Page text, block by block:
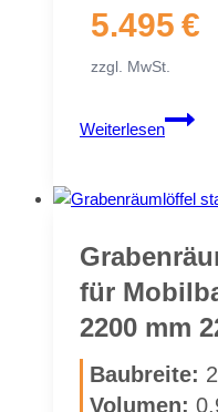
5.495 €
zzgl. MwSt.
Weiterlesen
Gra­
ben­
löf­
starr
für
Mo­
bag­
für
2200 mm
Bau­brei­te:
Vo­lu­men: